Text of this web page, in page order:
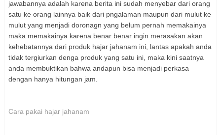
jawabannya adalah karena berita ini sudah menyebar dari orang
satu ke orang lainnya baik dari pngalaman maupun dari mulut ke
mulut yang menjadi doronagn yang belum pernah memakainya
maka memakainya karena benar benar ingin merasakan akan
kehebatannya dari produk hajar jahanam ini, lantas apakah anda
tidak tergiurkan denga produk yang satu ini, maka kini saatnya
anda membuktikan bahwa andapun bisa menjadi perkasa
dengan hanya hitungan jam.
Cara pakai hajar jahanam